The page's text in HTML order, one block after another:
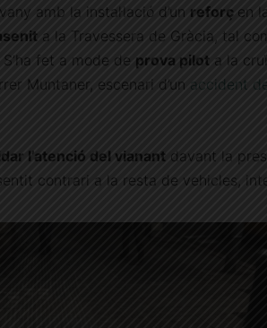
amb la instal·lació d’un reforç en
a la Travessera de Gràcia, tal
S’ha fet a mode de prova pilot a la
Muntaner, escenari d’un accident
l’atenció del vianant davant la
contrari a la resta de vehicles,